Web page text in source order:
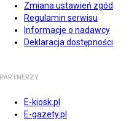
Zmiana ustawień zgód
Regulamin serwisu
Informacje o nadawcy
Deklaracja dostępności
PARTNERZY
E-kiosk.pl
E-gazety.pl